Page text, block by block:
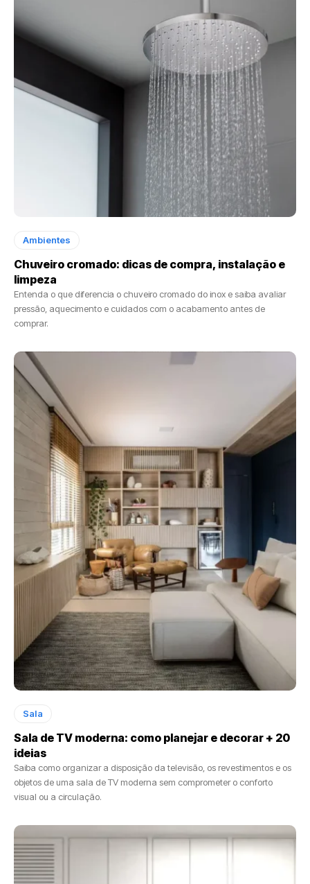
Ambientes
Chuveiro cromado: dicas de compra, instalação e
limpeza
Entenda o que diferencia o chuveiro cromado do inox e saiba avaliar
pressão, aquecimento e cuidados com o acabamento antes de
comprar.
Sala
Sala de TV moderna: como planejar e decorar + 20
ideias
Saiba como organizar a disposição da televisão, os revestimentos e os
objetos de uma sala de TV moderna sem comprometer o conforto
visual ou a circulação.